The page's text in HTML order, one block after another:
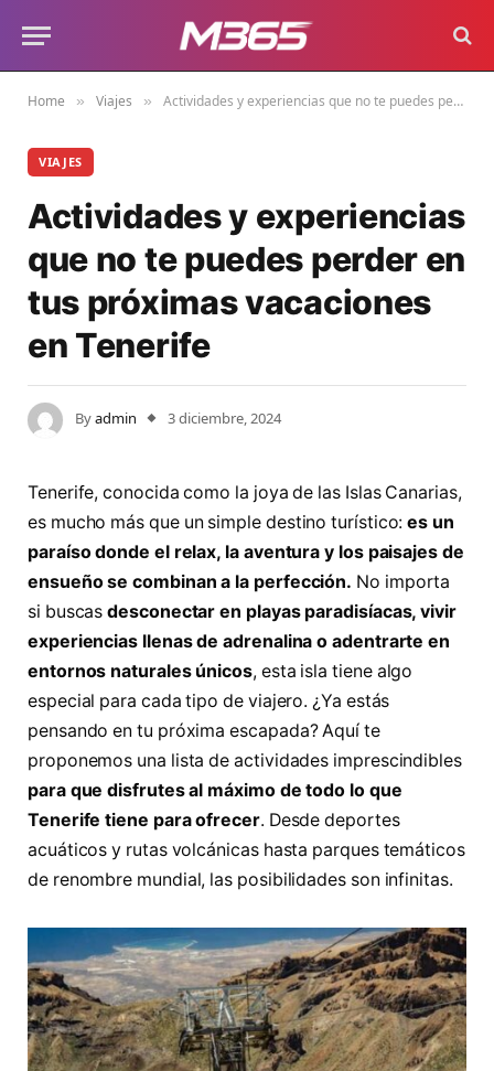
Home » Viajes » Actividades y experiencias que no te puedes perder en tus próximas vacaciones en Tenerife
VIAJES
Actividades y experiencias
que no te puedes perder en
tus próximas vacaciones
en Tenerife
Byadmin 3 diciembre, 2024
Tenerife, conocida como la joya de las Islas Canarias,
es mucho más que un simple destino turístico:es un
paraíso donde el relax, la aventura y los paisajes de
ensueño se combinan a la perfección. No importa
si buscasdesconectar en playas paradisíacas, vivir
experiencias llenas de adrenalina o adentrarte en
entornos naturales únicos, esta isla tiene algo
especial para cada tipo de viajero. ¿Ya estás
pensando en tu próxima escapada? Aquí te
proponemos una lista de actividades imprescindibles
para que disfrutes al máximo de todo lo que
Tenerife tiene para ofrecer. Desde deportes
acuáticos y rutas volcánicas hasta parques temáticos
de renombre mundial, las posibilidades son infinitas.